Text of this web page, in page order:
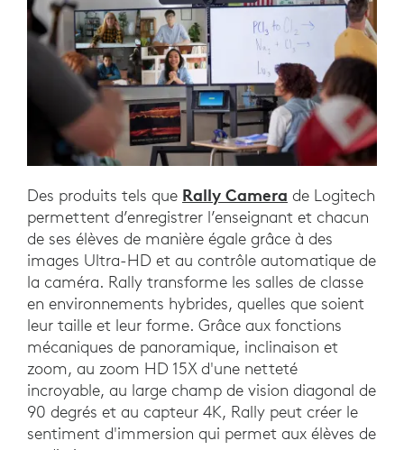
Des produits tels que Rally Camera de Logitech
permettent d’enregistrer l’enseignant et chacun
de ses élèves de manière égale grâce à des
images Ultra-HD et au contrôle automatique de
la caméra. Rally transforme les salles de classe
en environnements hybrides, quelles que soient
leur taille et leur forme. Grâce aux fonctions
mécaniques de panoramique, inclinaison et
zoom, au zoom HD 15X d'une netteté
incroyable, au large champ de vision diagonal de
90 degrés et au capteur 4K, Rally peut créer le
sentiment d'immersion qui permet aux élèves de